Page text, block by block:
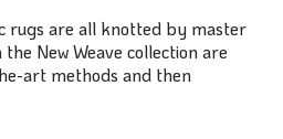
rugs are all knotted by master
New Weave collection are
art methods and then